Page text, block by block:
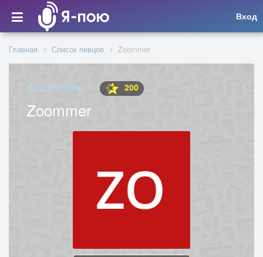
Вход
Главная Список певцов Zoommer
ИСПОЛНИТЕЛЬ 200
Zoommer